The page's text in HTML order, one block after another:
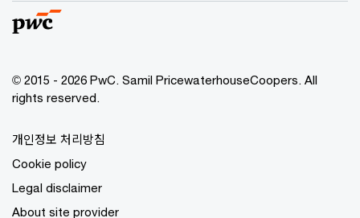
© 2015 - 2026 PwC. Samil PricewaterhouseCoopers. All
rights reserved.
개인정보 처리방침
Cookie policy
Legal disclaimer
About site provider